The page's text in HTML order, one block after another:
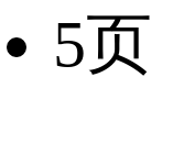
5页